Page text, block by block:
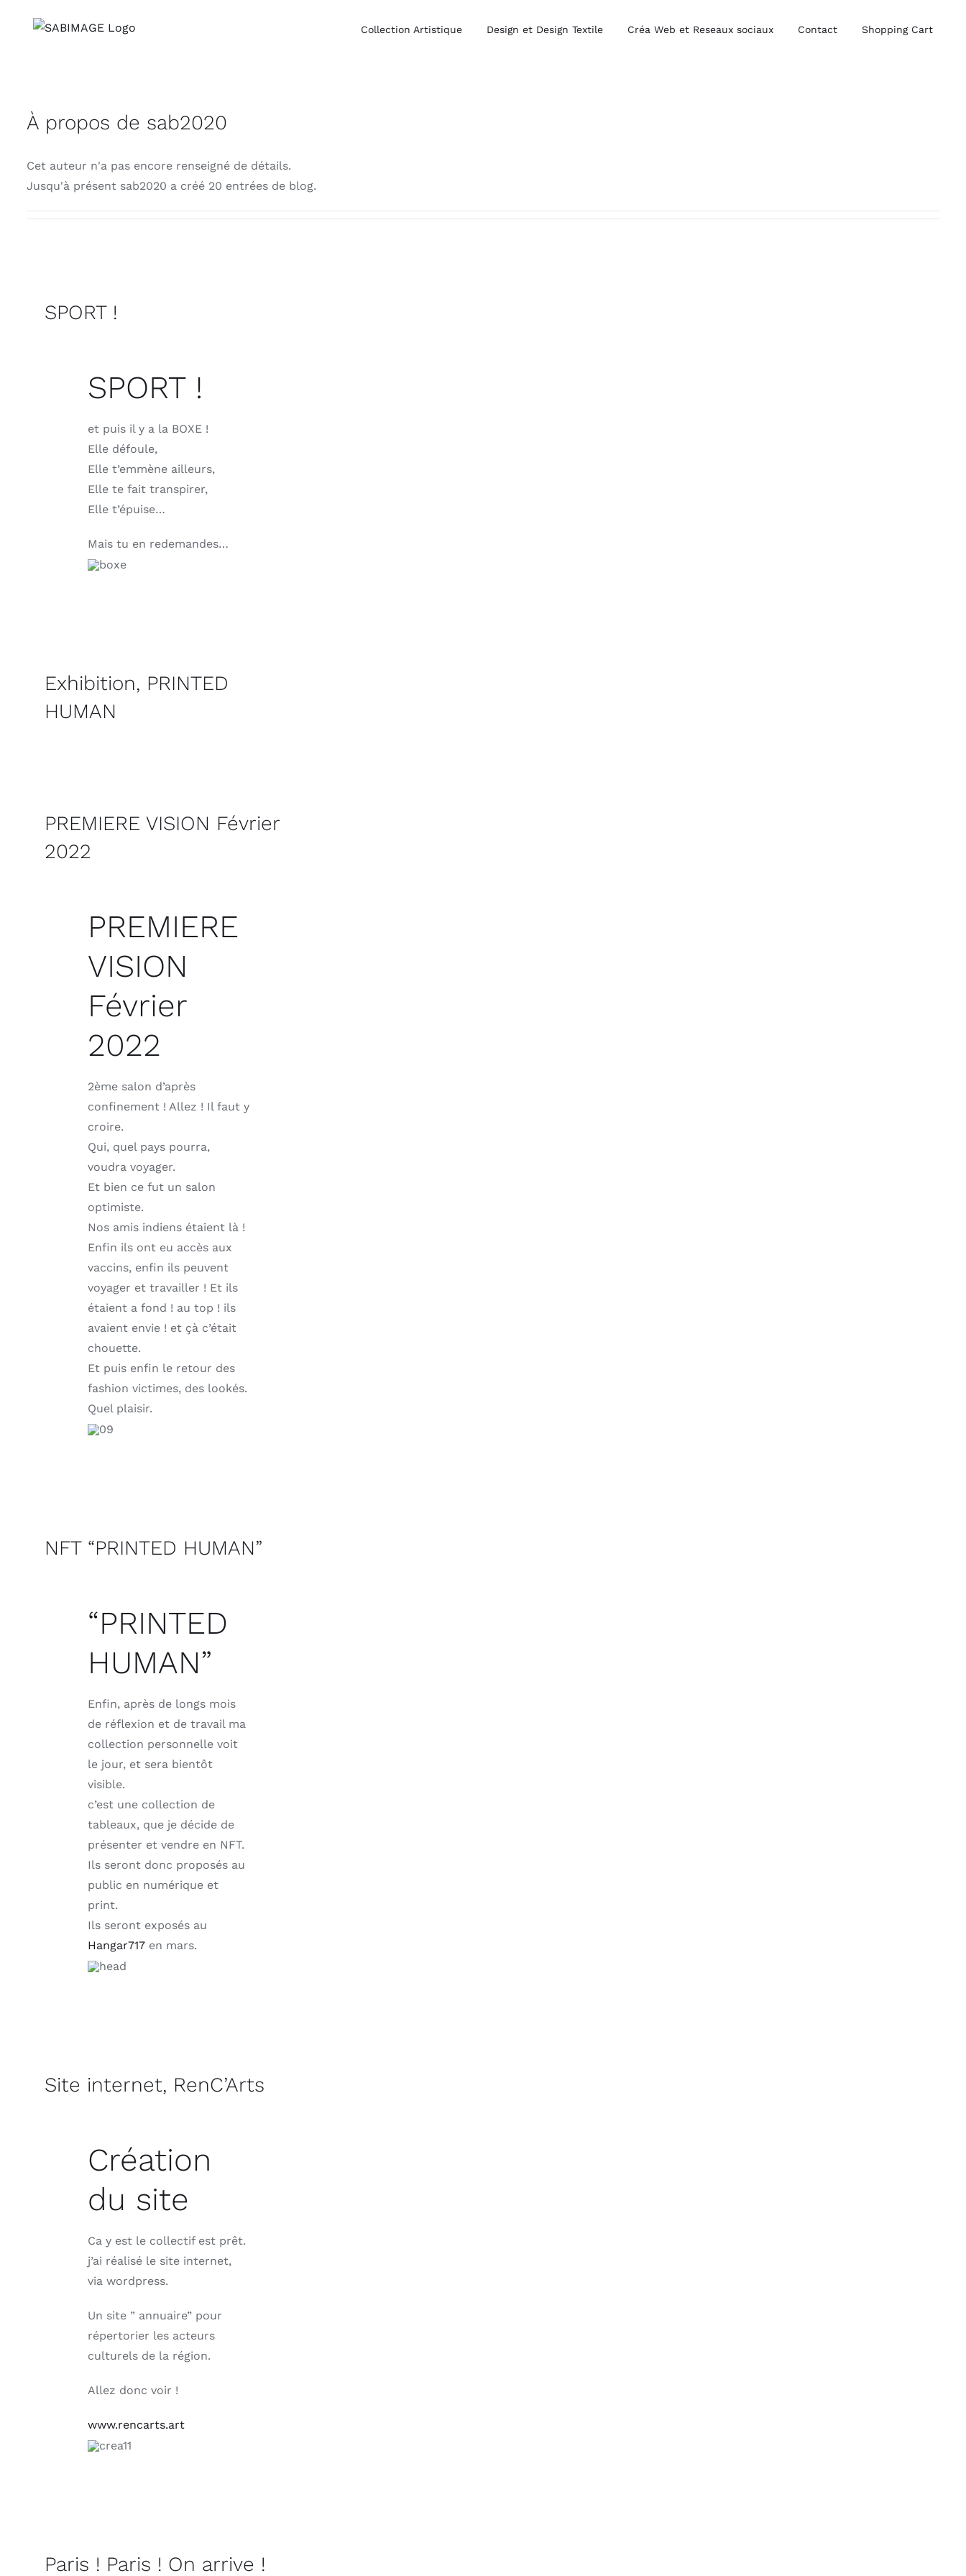
Collection Artistique Design et Design Textile Créa Web et Reseaux sociaux Contact Shopping Cart
À propos de sab2020
Cet auteur n'a pas encore renseigné de détails.
Jusqu'à présent sab2020 a créé 20 entrées de blog.
SPORT !
SPORT !
et puis il y a la BOXE !
Elle défoule,
Elle t’emmène ailleurs,
Elle te fait transpirer,
Elle t’épuise…
Mais tu en redemandes…
Exhibition, PRINTED
HUMAN
PREMIERE VISION Février
2022
PREMIERE
VISION
Février
2022
2ème salon d’après
confinement ! Allez ! Il faut y
croire.
Qui, quel pays pourra,
voudra voyager.
Et bien ce fut un salon
optimiste.
Nos amis indiens étaient là !
Enfin ils ont eu accès aux
vaccins, enfin ils peuvent
voyager et travailler ! Et ils
étaient a fond ! au top ! ils
avaient envie ! et çà c’était
chouette.
Et puis enfin le retour des
fashion victimes, des lookés.
Quel plaisir.
NFT “PRINTED HUMAN”
“PRINTED
HUMAN”
Enfin, après de longs mois
de réflexion et de travail ma
collection personnelle voit
le jour, et sera bientôt
visible.
c’est une collection de
tableaux, que je décide de
présenter et vendre en NFT.
Ils seront donc proposés au
public en numérique et
print.
Ils seront exposés au
Hangar717en mars.
Site internet, RenC’Arts
Création
du site
Ca y est le collectif est prêt.
j’ai réalisé le site internet,
via wordpress.
Un site ” annuaire” pour
répertorier les acteurs
culturels de la région.
Allez donc voir !
www.rencarts.art
Paris ! Paris ! On arrive !